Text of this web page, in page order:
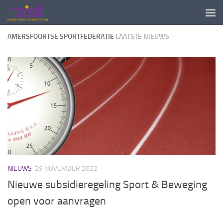
Doorgaan naar inhoud
AMERSFOORTSE SPORTFEDERATIE LAATSTE NIEUWS
NIEUWS 29 NOVEMBER 2022
Nieuwe subsidieregeling Sport & Beweging
open voor aanvragen